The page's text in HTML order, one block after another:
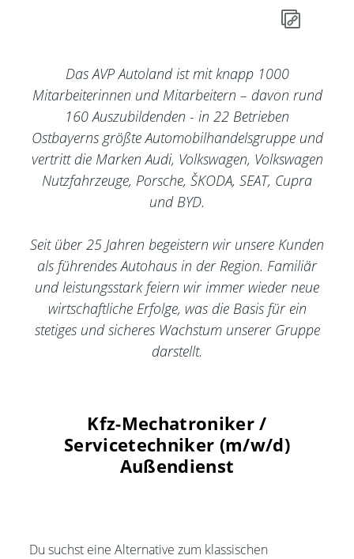
Das AVP Autoland ist mit knapp 1000
Mitarbeiterinnen und Mitarbeitern – davon rund
160 Auszubildenden - in 22 Betrieben
Ostbayerns größte Automobilhandelsgruppe und
vertritt die Marken Audi, Volkswagen, Volkswagen
Nutzfahrzeuge, Porsche, ŠKODA, SEAT, Cupra
und BYD.
Seit über 25 Jahren begeistern wir unsere Kunden
als führendes Autohaus in der Region. Familiär
und leistungsstark feiern wir immer wieder neue
wirtschaftliche Erfolge, was die Basis für ein
stetiges und sicheres Wachstum unserer Gruppe
darstellt.
Kfz-Mechatroniker /
Servicetechniker (m/w/d)
Außendienst
Du suchst eine Alternative zum klassischen